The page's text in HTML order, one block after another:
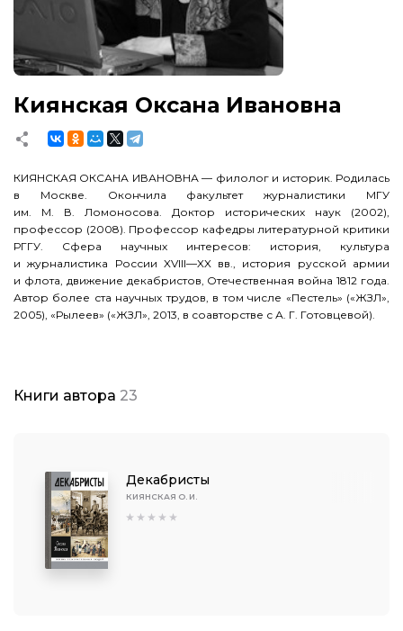
Киянская Оксана Ивановна
КИЯНСКАЯ ОКСАНА ИВАНОВНА — филолог и историк. Родилась
в Москве. Окончила факультет журналистики МГУ
им. М. В. Ломоносова . Доктор исторических наук (2002),
профессор (2008). Профессор кафедры литературной критики
РГГУ. Сфера научных интересов: история, культура
и журналистика России XVIII—XX вв.
, история русской армии
и флота, движение декабристов, Отечественная война 1812 года.
Автор более ста научных трудов, в том числе «Пестель» («ЖЗЛ»,
2005), «Рылеев» («ЖЗЛ», 2013, в соавторстве с А. Г. Готовцевой).
Книги автора 23
Декабристы
КИЯНСКАЯ О. И.